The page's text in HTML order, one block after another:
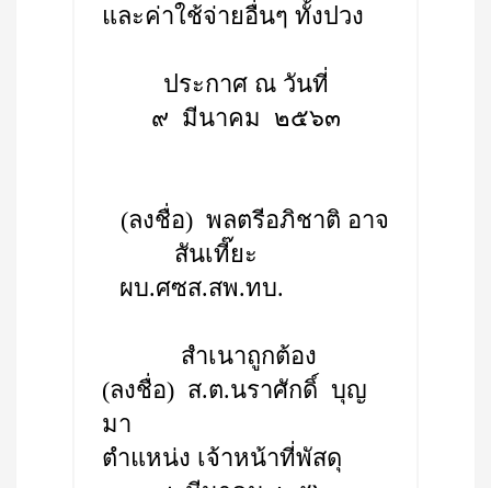
และค่าใช้จ่ายอื่นๆ ทั้งปวง
ประกาศ ณ วันที่
๙ มีนาคม ๒๕๖๓
(ลงชื่อ) พลตรีอภิชาติ อาจ
สันเที๊ยะ
ผบ.ศซส.สพ.ทบ.
สำเนาถูกต้อง
(ลงชื่อ) ส.ต.นราศักดิ์ บุญ
มา
ตำแหน่ง เจ้าหน้าที่พัสดุ